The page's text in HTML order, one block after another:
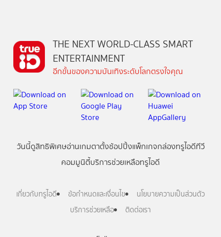
THE NEXT WORLD-CLASS SMART
ENTERTAINMENT
อีกขั้นของความบันเทิงระดับโลกตรงใจคุณ
วันนี้ดูสิทธิพิเศษอ่านเกมตาตั้งช้อปปิ้งแพ็กเกจกล่องทรูไอดีทีวี
คอมมูนิตี้บริการช่วยเหลือทรูไอดี
เกี่ยวกับทรูไอดี ข้อกำหนดและเงื่อนไข
นโยบายความเป็นส่วนตัว
บริการช่วยเหลือ
ติดต่อเรา